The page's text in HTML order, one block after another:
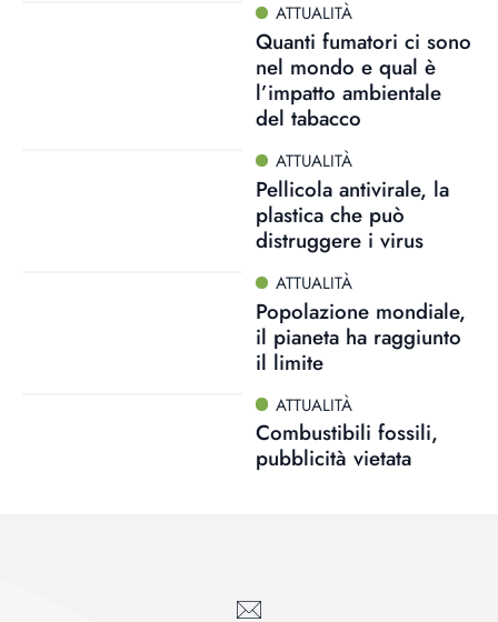
ATTUALITÀ
Quanti fumatori ci sono
nel mondo e qual è
l’impatto ambientale
del tabacco
ATTUALITÀ
Pellicola antivirale, la
plastica che può
distruggere i virus
ATTUALITÀ
Popolazione mondiale,
il pianeta ha raggiunto
il limite
ATTUALITÀ
Combustibili fossili,
pubblicità vietata